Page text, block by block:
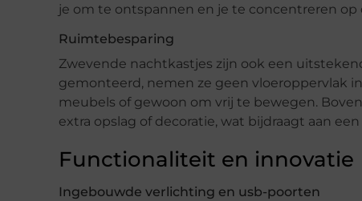
je om te ontspannen en je te concentreren op
Ruimtebesparing
Zwevende nachtkastjes zijn ook een
gemonteerd, nemen ze geen vloeroppervlak
meubels of gewoon om vrij te bewegen.
extra opslag of decoratie, wat bijdraagt aan
Functionaliteit en innovatie
Ingebouwde verlichting en usb-poorten